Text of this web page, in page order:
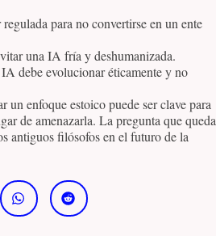
para no convertirse en un ente
una IA fría y deshumanizada.
debe evolucionar éticamente y no
enfoque estoico puede ser clave para
de amenazarla. La pregunta que queda
antiguos filósofos en el futuro de la